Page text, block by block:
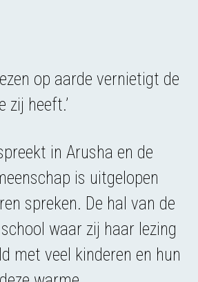
op aarde vernietigt de
zij heeft.’
in Arusha en de
is uitgelopen
spreken. De hal van de
waar zij haar lezing
met veel kinderen en hun